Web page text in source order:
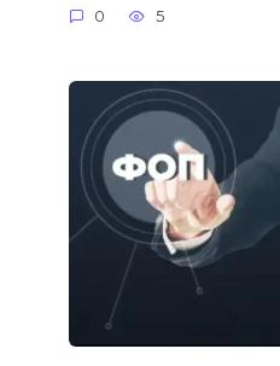
0 5